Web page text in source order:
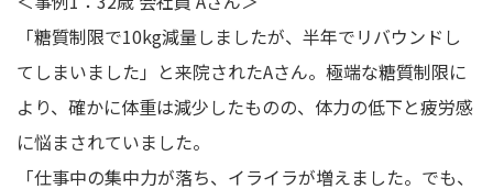
「糖質制限で10kg減量しましたが、半年でリバウンドし
てしまいました」と来院されたAさん。極端な糖質制限に
より、確かに体重は減少したものの、体力の低下と疲労感
に悩まされていました。
「仕事中の集中力が落ち、イライラが増えました。でも、